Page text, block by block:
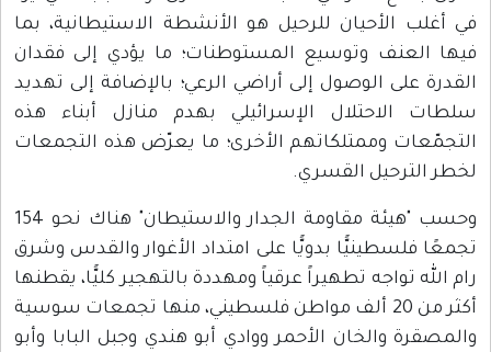
الأحيان للرحيل هو الأنشطة الاستيطانية، بما
وتوسيع المستوطنات؛ ما يؤدي إلى فقدان
الوصول إلى أراضي الرعي؛ بالإضافة إلى تهديد
الإسرائيلي بهدم منازل أبناء هذه
وممتلكاتهم الأخرى؛ ما يعرّض هذه التجمعات
القسري.
وحسب "هيئة مقاومة الجدار والاستيطان" هناك نحو 154
بدويًّا على امتداد الأغوار والقدس وشرق
تواجه تطهيراً عرقياً ومهددة بالتهجير كليًّا، يقطنها
أكثر من 20 ألف مواطن فلسطيني، منها تجمعات سوسية
والخان الأحمر ووادي أبو هندي وجبل البابا وأبو